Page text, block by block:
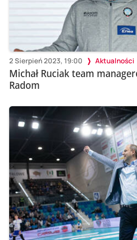
2 Sierpień 2023, 19:00 Aktualności
Michał Ruciak team
Radom